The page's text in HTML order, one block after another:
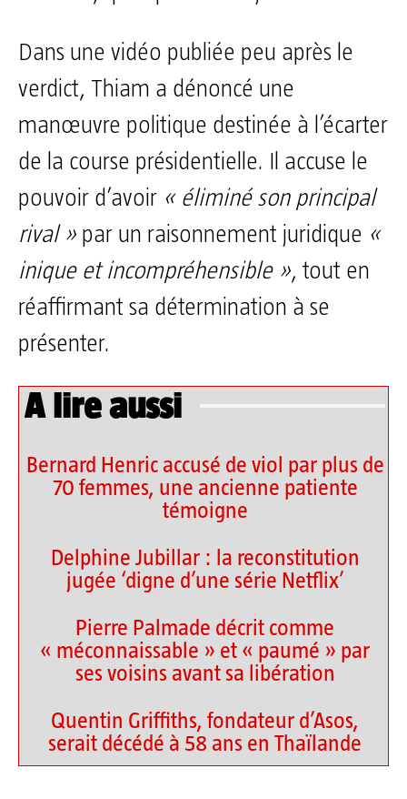
Dans une vidéo publiée peu après le
verdict, Thiam a dénoncé une
manœuvre politique destinée à l’écarter
de la course présidentielle. Il accuse le
pouvoir d’avoir « éliminé son principal
rival » par un raisonnement juridique «
inique et incompréhensible », tout en
réaffirmant sa détermination à se
présenter.
A lire aussi
Bernard Henric accusé de viol par plus de
70 femmes, une ancienne patiente
témoigne
Delphine Jubillar : la reconstitution
jugée ‘digne d’une série Netflix’
Pierre Palmade décrit comme
« méconnaissable » et « paumé » par
ses voisins avant sa libération
Quentin Griffiths, fondateur d’Asos,
serait décédé à 58 ans en Thaïlande